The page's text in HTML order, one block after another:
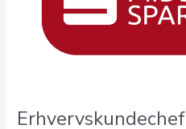
Erhvervskundechef